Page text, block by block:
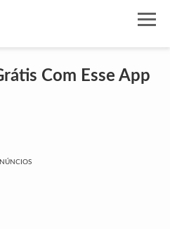
Com Esse App